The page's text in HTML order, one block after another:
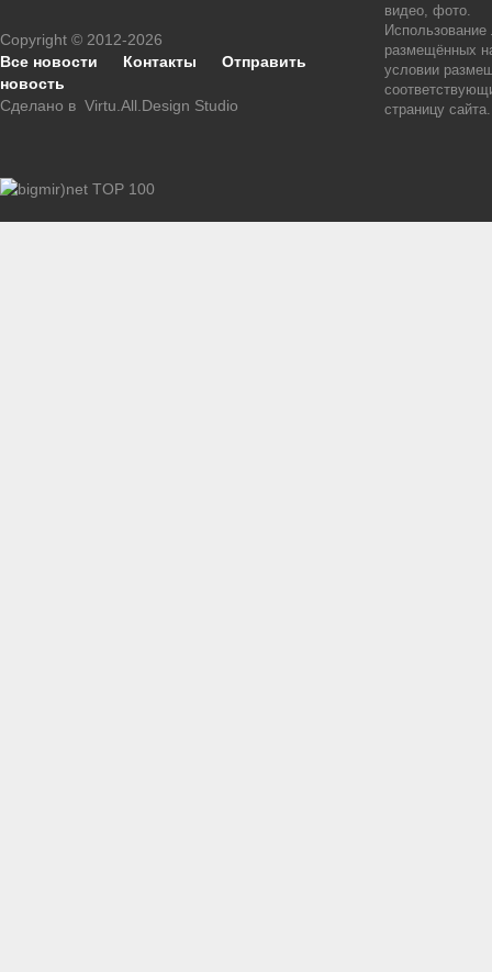
Copyright © 2012-2026
Все новости
Контакты
Отправить
новость
Сделано в Virtu.All.Design Studio
видео, фото.
размещённых
условии
страницу сайта.